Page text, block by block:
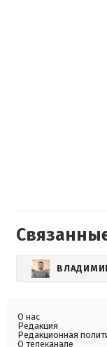
О нас
Редакция
Редакционная
О телеканале